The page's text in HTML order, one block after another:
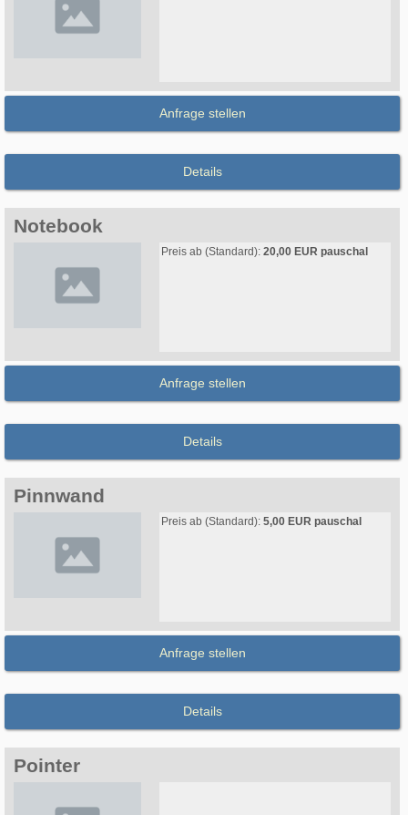
Anfrage stellen
Details
Notebook
Preis ab (Standard): 20,00 EUR pauschal
Anfrage stellen
Details
Pinnwand
Preis ab (Standard): 5,00 EUR pauschal
Anfrage stellen
Details
Pointer